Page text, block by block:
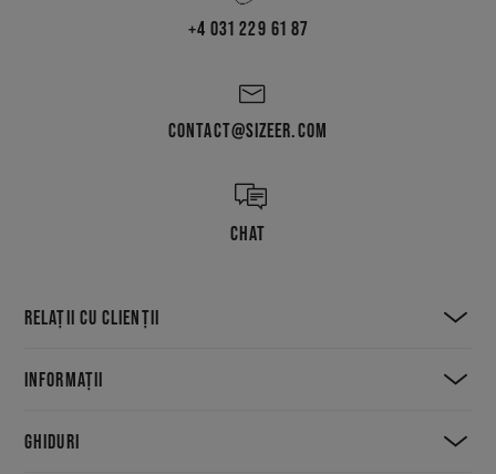
+4 031 229 61 87
CONTACT@SIZEER.COM
CHAT
RELAȚII CU CLIENȚII
INFORMAȚII
GHIDURI